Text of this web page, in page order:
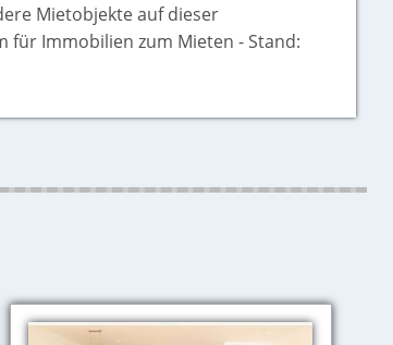
Mietobjekte auf dieser
für Immobilien zum Mieten - Stand: